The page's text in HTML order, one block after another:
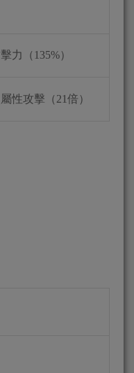
力（135%）
性攻擊（21倍）